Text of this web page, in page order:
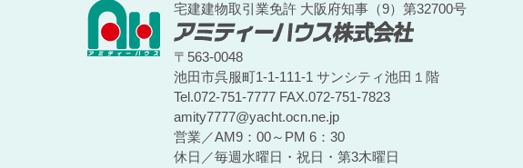
宅建建物取引業免許 大阪府知事（9）第32700号
〒563-0048
池田市呉服町1-1-111-1 サンシティ池田１階
Tel.072-751-7777 FAX.072-751-7823
amity7777@yacht.ocn.ne.jp
営業／AM9：00～PM 6：30
休日／毎週水曜日・祝日・第3木曜日